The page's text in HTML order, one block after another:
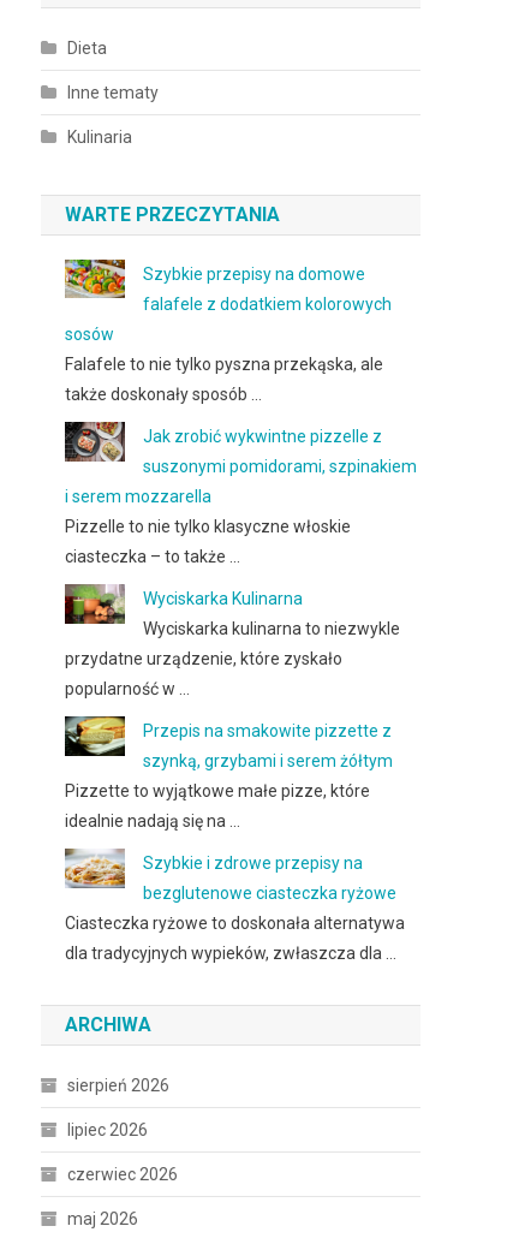
Dieta
Inne tematy
Kulinaria
WARTE PRZECZYTANIA
Szybkie przepisy na domowe
falafele z dodatkiem kolorowych
sosów
Falafele to nie tylko pyszna przekąska, ale
także doskonały sposób …
Jak zrobić wykwintne pizzelle z
suszonymi pomidorami, szpinakiem
i serem mozzarella
Pizzelle to nie tylko klasyczne włoskie
ciasteczka – to także …
Wyciskarka Kulinarna
Wyciskarka kulinarna to niezwykle
przydatne urządzenie, które zyskało
popularność w …
Przepis na smakowite pizzette z
szynką, grzybami i serem żółtym
Pizzette to wyjątkowe małe pizze, które
idealnie nadają się na …
Szybkie i zdrowe przepisy na
bezglutenowe ciasteczka ryżowe
Ciasteczka ryżowe to doskonała alternatywa
dla tradycyjnych wypieków, zwłaszcza dla …
ARCHIWA
sierpień 2026
lipiec 2026
czerwiec 2026
maj 2026